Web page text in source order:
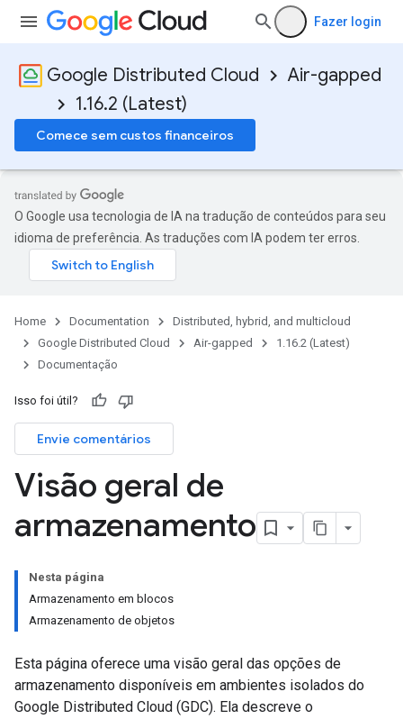
Fazer login
Google Distributed Cloud
Air-gapped
1.16.2 (Latest)
Comece sem custos financeiros
O Google usa tecnologia de IA na tradução de conteúdos para seu
idioma de preferência. As traduções com IA podem ter erros.
Home Documentation
Distributed, hybrid, and multicloud
Google Distributed Cloud
Air-gapped
1.16.2 (Latest)
Documentação
Isso foi útil?
Envie comentários
Visão geral de
armazenamento
Nesta página
Armazenamento em blocos
Armazenamento de objetos
Esta página oferece uma visão geral das opções de
armazenamento disponíveis em ambientes isolados do
Google Distributed Cloud (GDC). Ela descreve o